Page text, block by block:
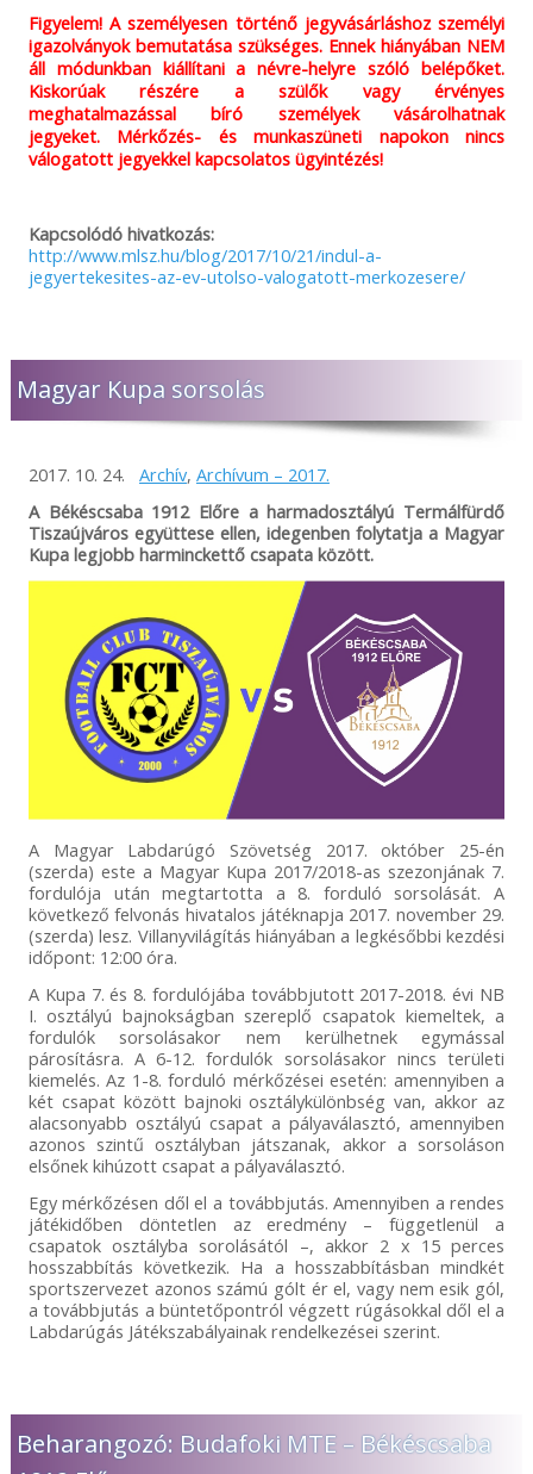
Figyelem! A személyesen történő jegyvásárláshoz személyi
igazolványok bemutatása szükséges. Ennek hiányában NEM
áll módunkban kiállítani a névre-helyre szóló belépőket.
Kiskorúak részére a szülők vagy érvényes
meghatalmazással bíró személyek vásárolhatnak
jegyeket. Mérkőzés- és munkaszüneti napokon nincs
válogatott jegyekkel kapcsolatos ügyintézés!
Kapcsolódó hivatkozás:
http://www.mlsz.hu/blog/2017/10/21/indul-a-
jegyertekesites-az-ev-utolso-valogatott-merkozesere/
Magyar Kupa sorsolás
2017. 10. 24. Archív, Archívum – 2017.
A Békéscsaba 1912 Előre a harmadosztályú Termálfürdő
Tiszaújváros együttese ellen, idegenben folytatja a Magyar
Kupa legjobb harminckettő csapata között.​
A Magyar Labdarúgó Szövetség 2017. október 25-én
(szerda) este a Magyar Kupa 2017/2018-as szezonjának 7.
fordulója után megtartotta a 8. forduló sorsolását. A
következő felvonás hivatalos játéknapja 2017. november 29.
(szerda) lesz. Villanyvilágítás hiányában a legkésőbbi kezdési
időpont: 12:00 óra.
A Kupa 7. és 8. fordulójába továbbjutott 2017-2018. évi NB
I. osztályú bajnokságban szereplő csapatok kiemeltek, a
fordulók sorsolásakor nem kerülhetnek egymással
párosításra. A 6-12. fordulók sorsolásakor nincs területi
kiemelés. Az 1-8. forduló mérkőzései esetén: amennyiben a
két csapat között bajnoki osztálykülönbség van, akkor az
alacsonyabb osztályú csapat a pályaválasztó, amennyiben
azonos szintű osztályban játszanak, akkor a sorsoláson
elsőnek kihúzott csapat a pályaválasztó.
Egy mérkőzésen dől el a továbbjutás. Amennyiben a rendes
játékidőben döntetlen az eredmény – függetlenül a
csapatok osztályba sorolásától –, akkor 2 x 15 perces
hosszabbítás következik. Ha a hosszabbításban mindkét
sportszervezet azonos számú gólt ér el, vagy nem esik gól,
a továbbjutás a büntetőpontról végzett rúgásokkal dől el a
Labdarúgás Játékszabályainak rendelkezései szerint.
Beharangozó: Budafoki MTE – Békéscsaba